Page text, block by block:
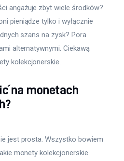
angażuje zbyt wiele środków?
pieniądze tylko i wyłącznie
szans na zysk? Pora
alternatywnymi. Ciekawą
kolekcjonerskie.
na monetach
jest prosta. Wszystko bowiem
monety kolekcjonerskie